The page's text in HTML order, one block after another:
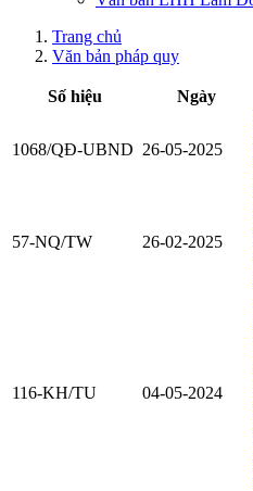
Trang chủ
Văn bản pháp quy
Số hiệu Ngày
1068/QĐ-UBND 26-05-2025
57-NQ/TW 26-02-2025
116-KH/TU 04-05-2024